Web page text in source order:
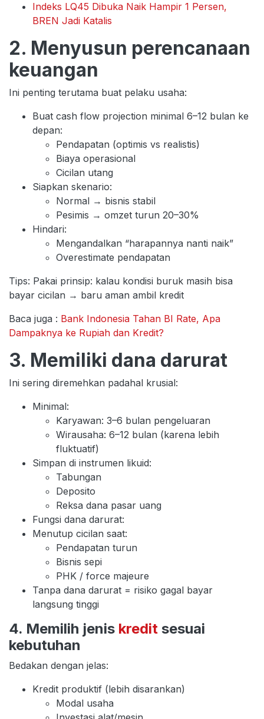
Indeks LQ45 Dibuka Naik Hampir 1 Persen,
BREN Jadi Katalis
2. Menyusun perencanaan
keuangan
Ini penting terutama buat pelaku usaha:
Buat cash flow projection minimal 6–12 bulan ke
depan:
Pendapatan (optimis vs realistis)
Biaya operasional
Cicilan utang
Siapkan skenario:
Normal → bisnis stabil
Pesimis → omzet turun 20–30%
Hindari:
Mengandalkan “harapannya nanti naik”
Overestimate pendapatan
Tips: Pakai prinsip: kalau kondisi buruk masih bisa
bayar cicilan → baru aman ambil kredit
Baca juga : Bank Indonesia Tahan BI Rate, Apa
Dampaknya ke Rupiah dan Kredit?
3. Memiliki dana darurat
Ini sering diremehkan padahal krusial:
Minimal:
Karyawan: 3–6 bulan pengeluaran
Wirausaha: 6–12 bulan (karena lebih
fluktuatif)
Simpan di instrumen likuid:
Tabungan
Deposito
Reksa dana pasar uang
Fungsi dana darurat:
Menutup cicilan saat:
Pendapatan turun
Bisnis sepi
PHK / force majeure
Tanpa dana darurat = risiko gagal bayar
langsung tinggi
4. Memilih jenis kredit sesuai
kebutuhan
Bedakan dengan jelas:
Kredit produktif (lebih disarankan)
Modal usaha